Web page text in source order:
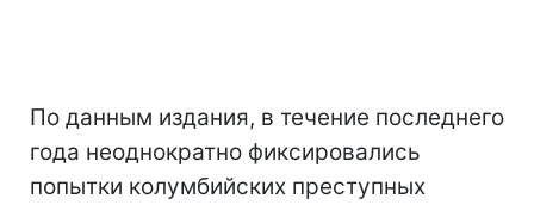
По данным издания, в течение последнего
года неоднократно фиксировались
попытки колумбийских преступных